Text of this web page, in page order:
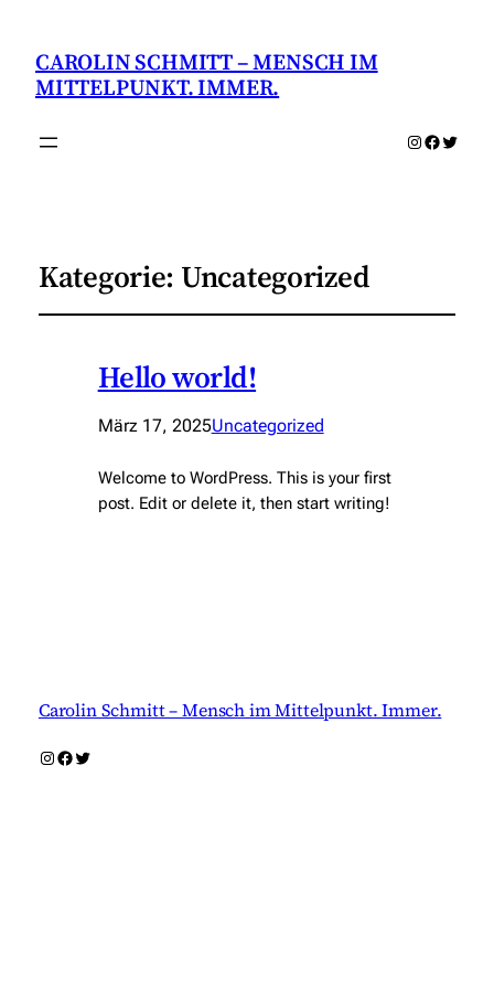
CAROLIN SCHMITT – MENSCH IM
MITTELPUNKT. IMMER.
Instagram
Twitter
Kategorie: Uncategorized
Hello world!
März 17, 2025Uncategorized
Welcome to WordPress. This is your first
post. Edit or delete it, then start writing!
Carolin Schmitt – Mensch im Mittelpunkt. Immer.
Instagram
Facebook
Twitter